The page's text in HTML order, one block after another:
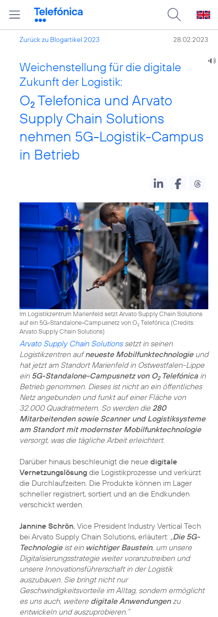
Zurück zu Blogartikel 2023 28.02.2023
Weichenstellung für die digitale
Zukunft der Logistik:
O2 Telefonica und Arvato
Supply Chain Solutions
nehmen 5G-Logistik-Campus
in Betrieb
Im Logistikzentrum Marienfeld setzt Arvato Supply Chain Solutions
auf ein 5G-Standalone-Campusnetz von O2Telefónica (Credits:
Arvato Supply Chain Solutions)
Arvato Supply Chain Solutionssetzt in seinen
Logistikzentren aufneueste Mobilfunktechnologieund
hat jetzt am Standort Marienfeld in Ostwestfalen-Lippe
ein 5G-Standalone-Campusnetz von O2Telefónica in
Betrieb genommen. Dieses ist nicht an ein öffentliches
Netz angebunden und funkt auf einer Fläche von
32.000 Quadratmetern. So werden die 280
Mitarbeitenden sowie Scanner und Logistiksysteme
am Standort mit modernster Mobilfunktechnologie
versorgt, was die tägliche Arbeit erleichtert.
Darüber hinaus beschleunigt die neue digitale
Vernetzungslösung die Logistikprozesse und verkürzt
die Durchlaufzeiten. Die Produkte können im Lager
schneller registriert, sortiert und an die Endkunden
verschickt werden.
Jannine Schrön, Vice President Industry Vertical Tech
bei Arvato Supply Chain Solutions, erläutert: Die 5G-
Technologieist ein wichtiger Baustein, um unsere
Digitalisierungsstrategie weiter voranzutreiben und
unsere Innovationsführerschaft in der Logistik
auszubauen. Sie bringt nicht nur
Geschwindigkeitsvorteile im Alltag, sondern ermöglicht
es uns auch, weitere digitale Anwendungenzu
entwickeln und auszuprobieren.“